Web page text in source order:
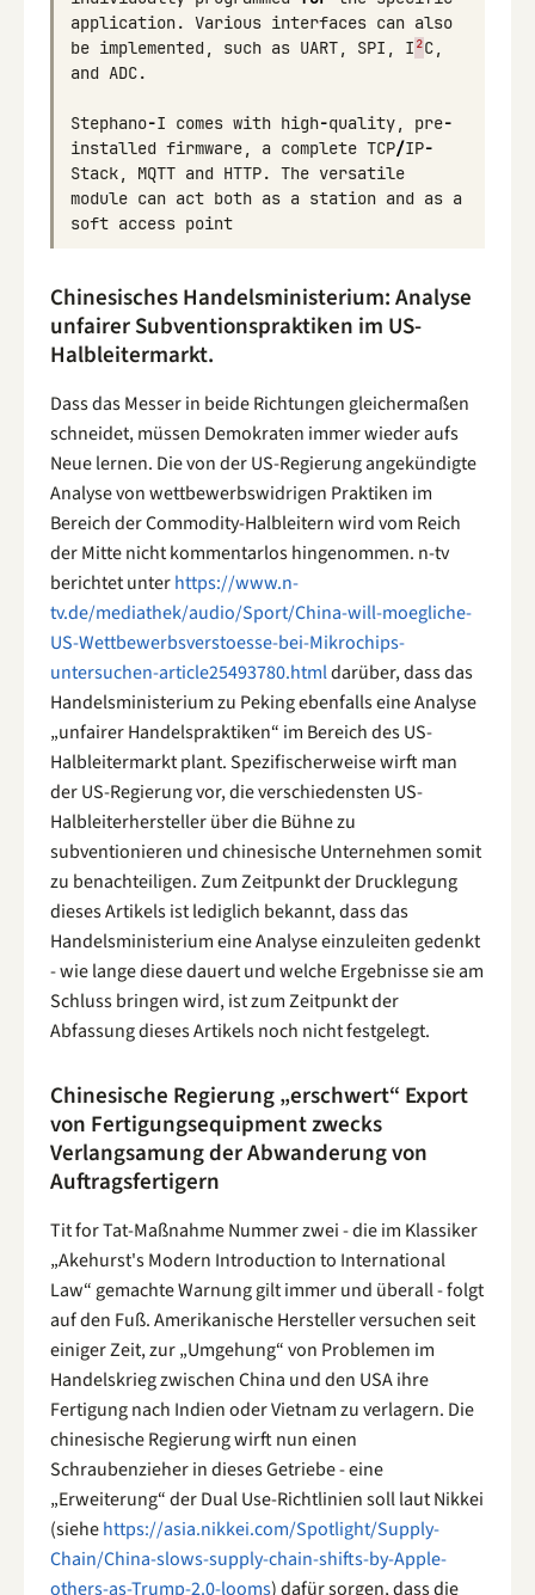
application. Various interfaces can also
be implemented such as UART SPI I²C
and ADC.
Stephano-I comes with high-quality pre-
installed firmware a complete TCP/IP-
Stack
MQTT and HTTP. The versatile
module can act both as a station and as a
soft access point
Chinesisches Handelsministerium: Analyse
unfairer Subventionspraktiken im US-
Halbleitermarkt.
Dass das Messer in beide Richtungen gleichermaßen
schneidet, müssen Demokraten immer wieder aufs
Neue lernen. Die von der US-Regierung angekündigte
Analyse von wettbewerbswidrigen Praktiken im
Bereich der Commodity-Halbleitern wird vom Reich
der Mitte nicht kommentarlos hingenommen. n-tv
berichtet unterhttps://www.n-
tv.de/mediathek/audio/Sport/China-will-moegliche-
US-Wettbewerbsverstoesse-bei-Mikrochips-
untersuchen-article25493780.htmldarüber, dass das
Handelsministerium zu Peking ebenfalls eine Analyse
„unfairer Handelspraktiken“ im Bereich des US-
Halbleitermarkt plant. Spezifischerweise wirft man
der US-Regierung vor, die verschiedensten US-
Halbleiterhersteller über die Bühne zu
subventionieren und chinesische Unternehmen somit
zu benachteiligen. Zum Zeitpunkt der Drucklegung
dieses Artikels ist lediglich bekannt, dass das
Handelsministerium eine Analyse einzuleiten gedenkt
- wie lange diese dauert und welche Ergebnisse sie am
Schluss bringen wird, ist zum Zeitpunkt der
Abfassung dieses Artikels noch nicht festgelegt.
Chinesische Regierung „erschwert“ Export
von Fertigungsequipment zwecks
Verlangsamung der Abwanderung von
Auftragsfertigern
Tit for Tat-Maßnahme Nummer zwei - die im Klassiker
„Akehurst's Modern Introduction to International
Law“ gemachte Warnung gilt immer und überall - folgt
auf den Fuß. Amerikanische Hersteller versuchen seit
einiger Zeit, zur „Umgehung“ von Problemen im
Handelskrieg zwischen China und den USA ihre
Fertigung nach Indien oder Vietnam zu verlagern. Die
chinesische Regierung wirft nun einen
Schraubenzieher in dieses Getriebe - eine
„Erweiterung“ der Dual Use-Richtlinien soll laut Nikkei
(siehehttps://asia.nikkei.com/Spotlight/Supply-
Chain/China-slows-supply-chain-shifts-by-Apple-
others-as-Trump-2.0-looms) dafür sorgen, dass die